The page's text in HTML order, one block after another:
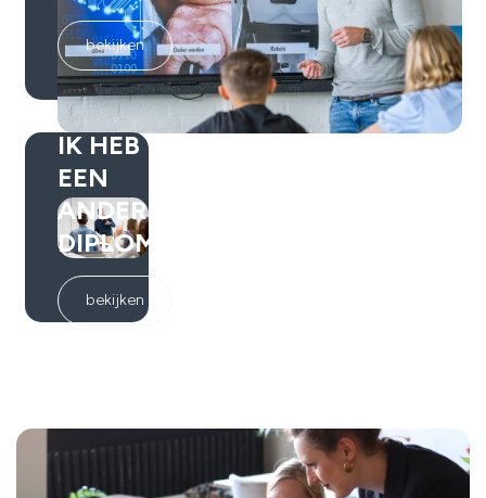
bekijken
IK HEB
EEN
ANDER
DIPLOMA
bekijken